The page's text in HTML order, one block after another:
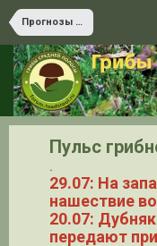
Прогнозы грибов и теория ТВП
Пульс
.
29.07: На
нашествие
20.07:
передают